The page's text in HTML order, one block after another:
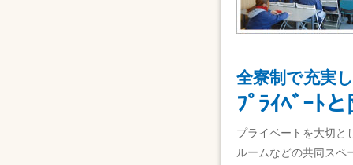
全寮制で充実
ﾌﾟﾗｲﾍﾞｰﾄ
プライベートを大切と
ルームなどの共同スペ